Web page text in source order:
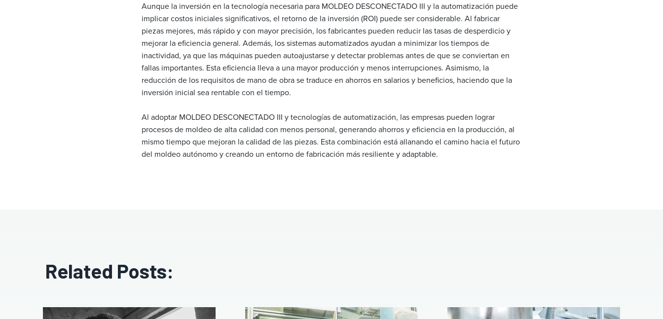
Aunque la inversión en la tecnología necesaria para MOLDEO DESCONECTADO III y la automatización puede
implicar costos iniciales significativos, el retorno de la inversión (ROI) puede ser considerable. Al fabricar
piezas mejores, más rápido y con mayor precisión, los fabricantes pueden reducir las tasas de desperdicio y
mejorar la eficiencia general. Además, los sistemas automatizados ayudan a minimizar los tiempos de
inactividad, ya que las máquinas pueden autoajustarse y detectar problemas antes de que se conviertan en
fallas importantes. Esta eficiencia lleva a una mayor producción y menos interrupciones. Asimismo, la
reducción de los requisitos de mano de obra se traduce en ahorros en salarios y beneficios, haciendo que la
inversión inicial sea rentable con el tiempo.
Al adoptar MOLDEO DESCONECTADO III y tecnologías de automatización, las empresas pueden lograr
procesos de moldeo de alta calidad con menos personal, generando ahorros y eficiencia en la producción, al
mismo tiempo que mejoran la calidad de las piezas. Esta combinación está allanando el camino hacia el futuro
del moldeo autónomo y creando un entorno de fabricación más resiliente y adaptable.
Related Posts: